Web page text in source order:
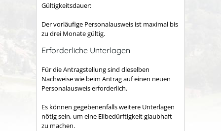
Gültigkeitsdauer:
Dervorläufige Personalausweis ist maximal bis
zu drei Monate gültig.
Erforderliche Unterlagen
Für die Antragstellung sind dieselben
Nachweise wie beim Antrag auf einen neuen
Personalausweis erforderlich.
Es können gegebenenfalls weitere Unterlagen
nötig sein, um eine Eilbedürftigkeit glaubhaft
zu machen.